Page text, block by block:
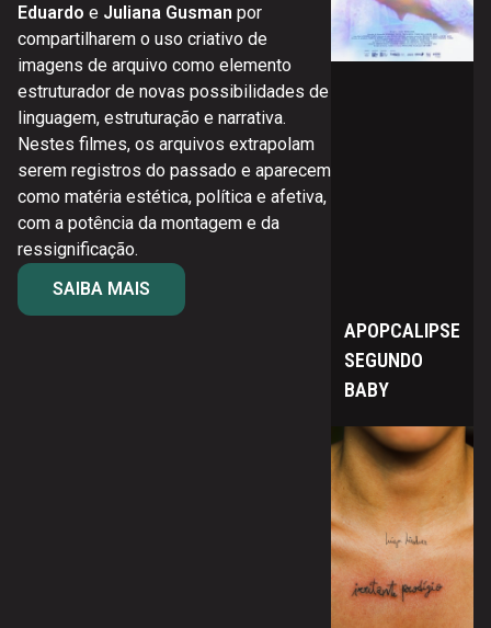
Eduardo e Juliana Gusman por
compartilharem o uso criativo de
imagens de arquivo como elemento
estruturador de novas possibilidades de
linguagem, estruturação e narrativa.
Nestes filmes, os arquivos extrapolam
serem registros do passado e aparecem
como matéria estética, política e afetiva,
com a potência da montagem e da
ressignificação.
SAIBA MAIS
APOPCALIPSE
SEGUNDO
BABY